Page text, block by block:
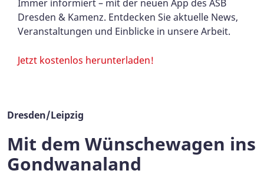
Immer informiert – mit der neuen App des ASB
Dresden & Kamenz. Entdecken Sie aktuelle News,
Veranstaltungen und Einblicke in unsere Arbeit.
Jetzt kostenlos herunterladen!
Dresden/Leipzig
Mit dem Wünschewagen ins
Gondwanaland